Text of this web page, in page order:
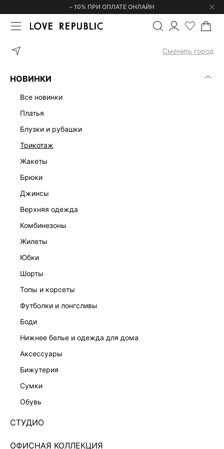
– 10% ПРИ ОПЛАТЕ ОНЛАЙН
Сменить город
НОВИНКИ
все новинки
платья
блузки и рубашки
трикотаж
жакеты
брюки
джинсы
верхняя одежда
комбинезоны
жилеты
юбки
шорты
топы и корсеты
футболки и лонгсливы
боди
нижнее белье и одежда для дома
аксессуары
бижутерия
сумки
обувь
СТУДИО
ОФИСНАЯ КОЛЛЕКЦИЯ
ГЛАВНАЯ ТВИДОВАЯ ЮБКА МИНИ С
6357215202-60
1,150 ₽x 4 платежа с Подели